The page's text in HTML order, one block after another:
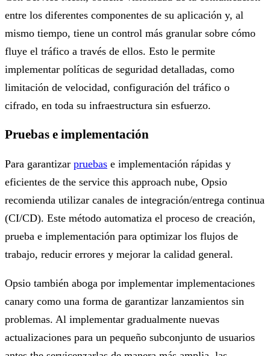
entre los diferentes componentes de su aplicación y, al
mismo tiempo, tiene un control más granular sobre cómo
fluye el tráfico a través de ellos. Esto le permite
implementar políticas de seguridad detalladas, como
limitación de velocidad, configuración del tráfico o
cifrado, en toda su infraestructura sin esfuerzo.
Pruebas e implementación
Para garantizar pruebas e implementación rápidas y
eficientes de the service this approach nube, Opsio
recomienda utilizar canales de integración/entrega continua
(CI/CD). Este método automatiza el proceso de creación,
prueba e implementación para optimizar los flujos de
trabajo, reducir errores y mejorar la calidad general.
Opsio también aboga por implementar implementaciones
canary como una forma de garantizar lanzamientos sin
problemas. Al implementar gradualmente nuevas
actualizaciones para un pequeño subconjunto de usuarios